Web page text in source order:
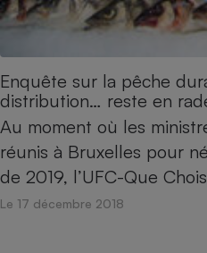
Enquête sur la pêche
distribution… reste en
Au moment où les
réunis à Bruxelles pour
de 2019, l’UFC-Que
Le 17 décembre 2018